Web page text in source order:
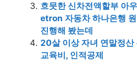
흐뭇한 신차전액할부 아
etron 자동차 하나은행
진행해 봤는데
20살 이상 자녀 연말정산
교육비, 인적공제